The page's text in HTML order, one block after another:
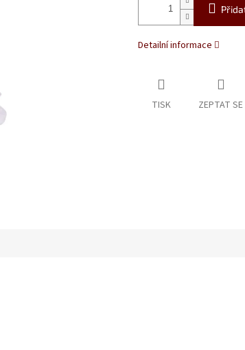
Detailní informace
TISK ZEPTAT SE